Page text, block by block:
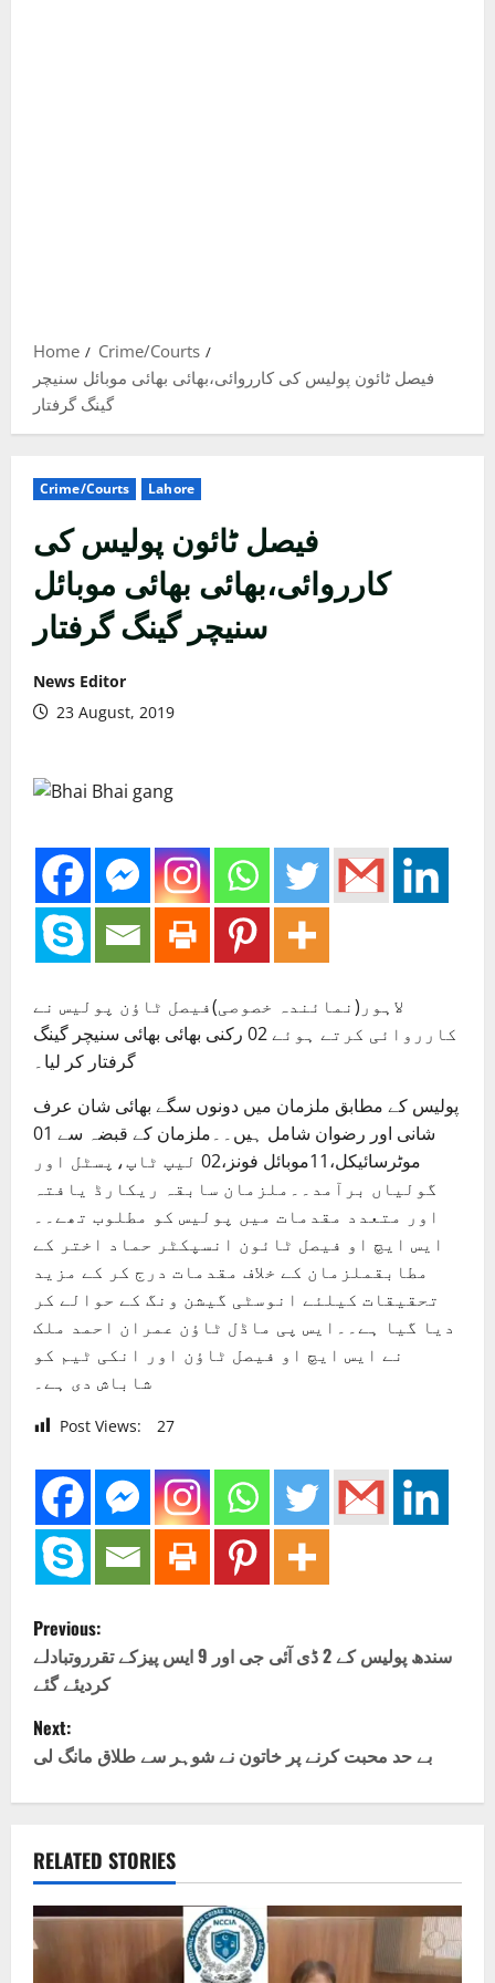
Home
Crime/Courts
فیصل ٹائون پولیس کی کارروائی،بھائی بھائی موبائل سنیچر
گینگ گرفتار
Crime/Courts Lahore
فیصل ٹائون پولیس کی
کارروائی،بھائی بھائی موبائل
سنیچر گینگ گرفتار
News Editor
23 August, 2019
لاہور(نمائندہ خصوصی)فیصل ٹاؤن پولیس نے
کارروائی کرتے ہوئے 02 رکنی بھائی بھائی سنیچر گینگ
گرفتار کر لیا۔
پولیس کے مطابق ملزمان میں دونوں سگے بھائی شان عرف
شانی اور رضوان شامل ہیں۔۔ملزمان کے قبضہ سے 01
موٹرسائیکل،11موبائل فونز،02 لیپ ٹاپ،پسٹل اور
گولیاں برآمد۔۔ملزمان سابقہ ریکارڈ یافتہ
اور متعدد مقدمات میں پولیس کو مطلوب تھے۔۔
ایس ایچ او فیصل ٹائون انسپکٹر حماد اختر کے
مطابقملزمان کے خلاف مقدمات درج کر کے مزید
تحقیقات کیلئے انوسٹی گیشن ونگ کے حوالے کر
دیا گیا ہے۔۔ایس پی ماڈل ٹاؤن عمران احمد ملک
نے ایس ایچ او فیصل ٹاؤن اور انکی ٹیم کو
شاباش دی ہے۔
Post Views: 27
P
o
s
t
n
a
v
i
Previous:
سندھ پولیس کے 2 ڈی آئی جی اور 9 ایس پیزکے تقرروتبادلے
کردیئے گئے
Next:
بے حد محبت کرنے پر خاتون نے شوہر سے طلاق مانگ لی
RELATED STORIES